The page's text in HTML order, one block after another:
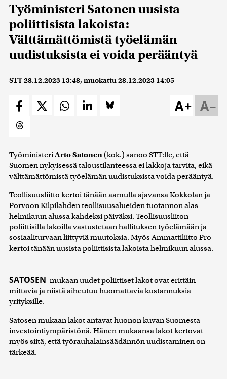
Työministeri Satonen uusista
poliittisista lakoista:
Välttämättömistä työelämän
uudistuksista ei voida perääntyä
STT28.12.2023 13:48, muokattu28.12.2023 14:05
A–
A+
TyöministeriArto Satonen (kok.) sanoo STT:lle, että
Suomen nykyisessä taloustilanteessa ei lakkoja tarvita, eikä
välttämättömistä työelämän uudistuksista voida perääntyä.
Teollisuusliitto kertoi tänään aamulla ajavansa Kokkolan ja
Porvoon Kilpilahden teollisuusalueiden tuotannon alas
helmikuun alussa kahdeksi päiväksi. Teollisuusliiton
poliittisilla lakoilla vastustetaan hallituksen työelämään ja
sosiaaliturvaan liittyviä muutoksia. Myös Ammattiliitto Pro
kertoi tänään uusista poliittisista lakoista helmikuun alussa.
SATOSEN mukaan uudet poliittiset lakot ovat erittäin
mittavia ja niistä aiheutuu huomattavia kustannuksia
yrityksille.
Satosen mukaan lakot antavat huonon kuvan Suomesta
investointiympäristönä. Hänen mukaansa lakot kertovat
myös siitä, että työrauhalainsäädännön uudistaminen on
tärkeää.